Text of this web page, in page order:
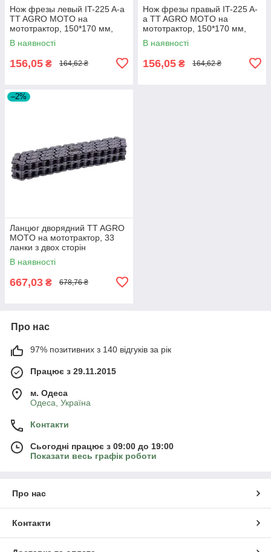
Нож фрезы левый IT-225 A-a
TT AGRO MOTO на
мототрактор, 150*170 мм,
450 гр
В наявності
156,05 ₴ 164,62 ₴
Нож фрезы правый IT-225 A-
a TT AGRO MOTO на
мототрактор, 150*170 мм,
450 гр
В наявності
156,05 ₴ 164,62 ₴
–2%
Ланцюг дворядний TT AGRO
MOTO на мототрактор, 33
ланки з двох сторін
В наявності
667,03 ₴ 678,76 ₴
Про нас
97% позитивних з 140 відгуків за рік
Працює з 29.11.2015
м. Одеса
Одеса, Україна
Контакти
Сьогодні працює з 09:00 до 19:00
Показати весь графік роботи
Про нас
Контакти